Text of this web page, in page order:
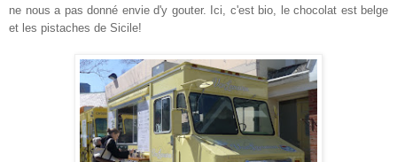
ne nous a pas donné envie d'y gouter. Ici, c'est bio, le chocolat est belge
et les pistaches de Sicile!